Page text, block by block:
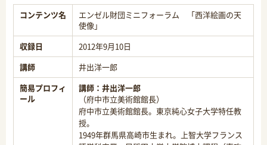
コンテンツ名
エンゼル財団ミニフォーラム 「西洋絵画の天
使像」
収録日
2012年9月10日
講師
井出洋一郎
簡易プロフィ
ール
講師： 井出洋一郎
（府中市立美術館館長）
府中市立美術館館長。東京純心女子大学特任教
授。
1949年群馬県高崎市生まれ。上智大学フランス